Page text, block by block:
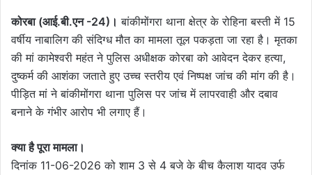
कोरबा (आई.बी.एन -24)। बांकीमोंगरा थाना क्षेत्र के रोहिना बस्ती में 15
वर्षीय नाबालिग की संदिग्ध मौत का मामला तूल पकड़ता जा रहा है। मृतका
की मां कामेश्वरी महंत ने पुलिस अधीक्षक कोरबा को आवेदन देकर हत्या,
दुष्कर्म की आशंका जताते हुए उच्च स्तरीय एवं निष्पक्ष जांच की मांग की है।
पीड़ित मां ने बांकीमोंगरा थाना पुलिस पर जांच में लापरवाही और दबाव
बनाने के गंभीर आरोप भी लगाए हैं।
क्या है पूरा मामला।
दिनांक 11-06-2026 को शाम 3 से 4 बजे के बीच कैलाश यादव उर्फ